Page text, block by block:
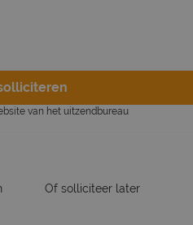
van het uitzendbureau
Of solliciteer later